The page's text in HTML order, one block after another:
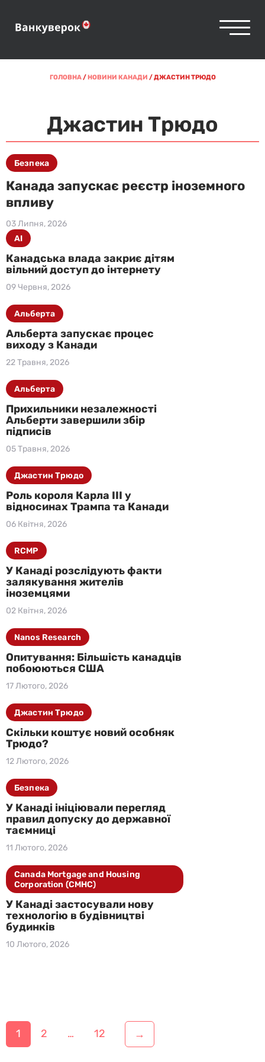
ГОЛОВНА/НОВИНИ КАНАДИ /ДЖАСТИН ТРЮДО
Джастин Трюдо
Канада запускає реєстр іноземного
впливу
03 Липня, 2026
Безпека
Канадська влада закриє дітям
вільний доступ до інтернету
09 Червня, 2026
AI
Альберта запускає процес
виходу з Канади
22 Травня, 2026
Альберта
Прихильники незалежності
Альберти завершили збір
підписів
05 Травня, 2026
Альберта
Роль короля Карла III у
відносинах Трампа та Канади
06 Квітня, 2026
Джастин Трюдо
У Канаді розслідують факти
залякування жителів
іноземцями
02 Квітня, 2026
RCMP
Опитування: Більшість канадців
побоюються США
17 Лютого, 2026
Nanos Research
Скільки коштує новий особняк
Трюдо?
12 Лютого, 2026
Джастин Трюдо
У Канаді ініціювали перегляд
правил допуску до державної
таємниці
11 Лютого, 2026
Безпека
У Канаді застосували нову
технологію в будівництві
будинків
10 Лютого, 2026
Canada Mortgage and Housing
Corporation (CMHC)
а
1 2 … 12 →